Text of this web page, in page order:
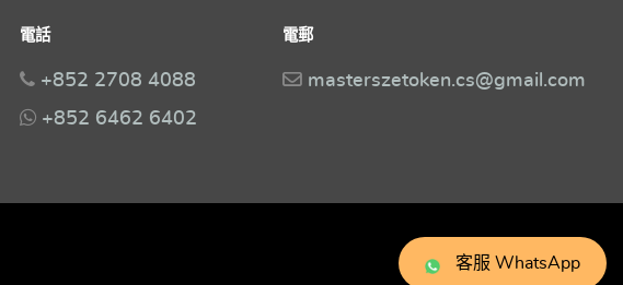
電話
+852 2708 4088
+852 6462 6402
電郵
masterszetoken.cs@gmail.com
客服 WhatsApp